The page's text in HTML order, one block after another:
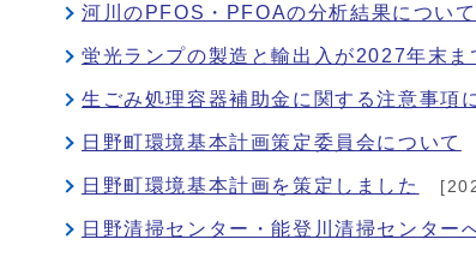
河川のPFOS・PFOAの分析結果について
蛍光ランプの製造と輸出入が2027年末ま
生ごみ処理容器補助金に関する注意事項
日野町環境基本計画策定委員会について
日野町環境基本計画を策定しました
日野清掃センター・能登川清掃センター